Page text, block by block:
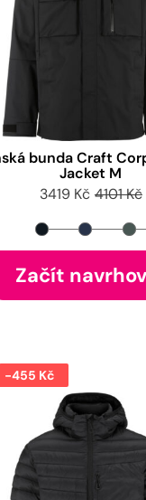
bunda Craft
Jacket M
3419 Kč 4101 Kč
Začít
-455 Kč